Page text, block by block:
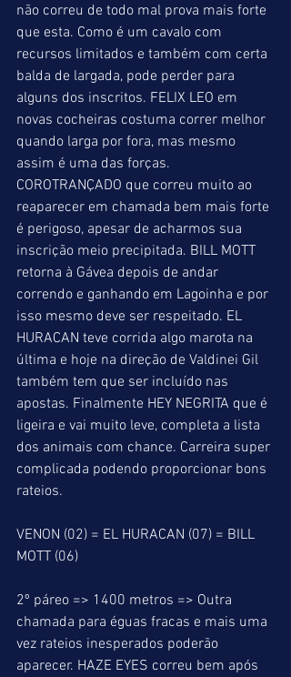
não correu de todo mal prova mais forte
que esta. Como é um cavalo com
recursos limitados e também com certa
balda de largada, pode perder para
alguns dos inscritos. FELIX LEO em
novas cocheiras costuma correr melhor
quando larga por fora, mas mesmo
assim é uma das forças.
COROTRANÇADO que correu muito ao
reaparecer em chamada bem mais forte
é perigoso, apesar de acharmos sua
inscrição meio precipitada. BILL MOTT
retorna à Gávea depois de andar
correndo e ganhando em Lagoinha e por
isso mesmo deve ser respeitado. EL
HURACAN teve corrida algo marota na
última e hoje na direção de Valdinei Gil
também tem que ser incluído nas
apostas. Finalmente HEY NEGRITA que é
ligeira e vai muito leve, completa a lista
dos animais com chance. Carreira super
complicada podendo proporcionar bons
rateios.
VENON (02) = EL HURACAN (07) = BILL
MOTT (06)
2º páreo => 1400 metros => Outra
chamada para éguas fracas e mais uma
vez rateios inesperados poderão
aparecer. HAZE EYES correu bem após